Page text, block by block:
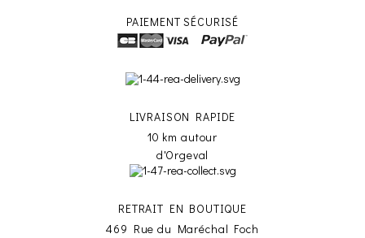
PAIEMENT SÉCURISÉ
LIVRAISON RAPIDE
10 km autour
d'Orgeval
RETRAIT EN BOUTIQUE
469 Rue du Maréchal Foch